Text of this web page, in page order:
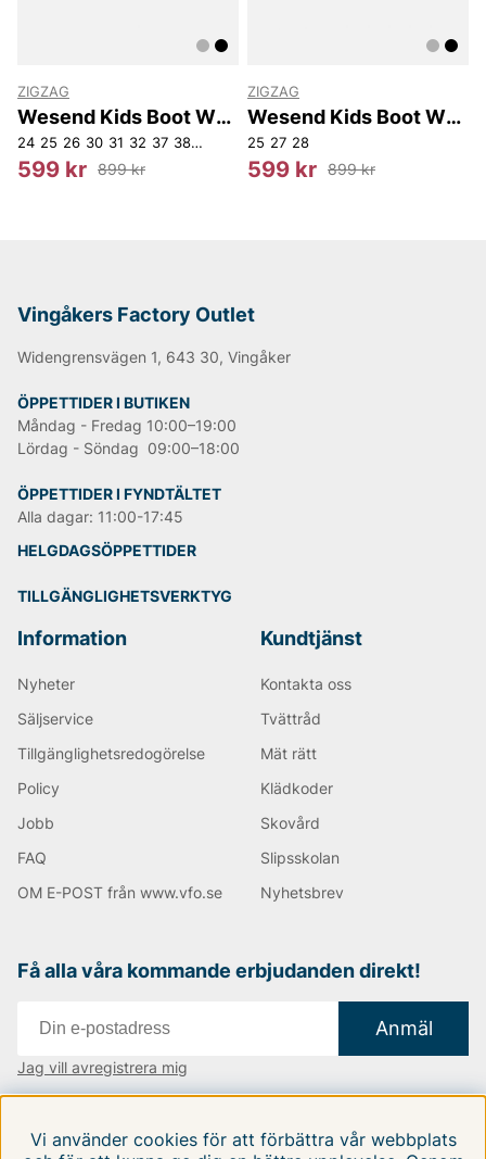
ZIGZAG
Wesend Kids Boot WP
V2
24 25 26 30 31 32 37 38 39
599 kr 899 kr
ZIGZAG
Wesend Kids Boot WP
V2
25 27 28
599 kr 899 kr
Vingåkers Factory Outlet
Widengrensvägen 1, 643 30, Vingåker
ÖPPETTIDER I BUTIKEN
Måndag - Fredag 10:00–19:00
Lördag - Söndag 09:00–18:00
ÖPPETTIDER I FYNDTÄLTET
Alla dagar: 11:00-17:45
HELGDAGSÖPPETTIDER
TILLGÄNGLIGHETSVERKTYG
Information
Nyheter
Säljservice
Tillgänglighetsredogörelse
Policy
Jobb
FAQ
OM E-POST från www.vfo.se
Kundtjänst
Kontakta oss
Tvättråd
Mät rätt
Klädkoder
Skovård
Slipsskolan
Nyhetsbrev
Få alla våra kommande erbjudanden direkt!
Anmäl
Jag vill avregistrera mig
Vi använder cookies för att förbättra vår webbplats